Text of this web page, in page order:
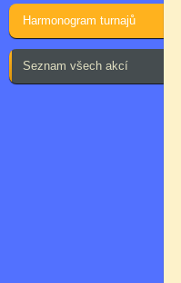
Harmonogram turnajů
Seznam všech akcí